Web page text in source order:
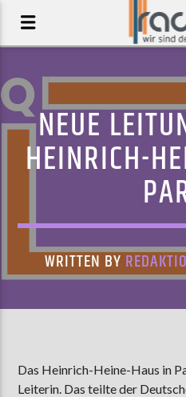
NEUE
HEINRICH-
WRITTEN BY
Das Heinrich-Heine-Haus in
Leiterin. Das teilte der